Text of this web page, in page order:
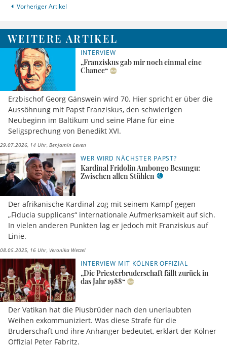
Vorheriger Artikel
WEITERE ARTIKEL
INTERVIEW
„Franziskus gab mir noch einmal eine
Chance“
Erzbischof Georg Gänswein wird 70. Hier spricht er über die
Aussöhnung mit Papst Franziskus, den schwierigen
Neubeginn im Baltikum und seine Pläne für eine
Seligsprechung von Benedikt XVI.
29.07.2026, 14 Uhr Benjamin Leven
WER WIRD NÄCHSTER PAPST?
Kardinal Fridolin Ambongo Besungu:
Zwischen allen Stühlen
Der afrikanische Kardinal zog mit seinem Kampf gegen
„Fiducia supplicans“ internationale Aufmerksamkeit auf sich.
In vielen anderen Punkten lag er jedoch mit Franziskus auf
Linie.
08.05.2025, 16 Uhr Veronika Wetzel
INTERVIEW MIT KÖLNER OFFIZIAL
„Die Priesterbruderschaft fällt zurück in
das Jahr 1988“
Der Vatikan hat die Piusbrüder nach den unerlaubten
Weihen exkommuniziert. Was diese Strafe für die
Bruderschaft und ihre Anhänger bedeutet, erklärt der Kölner
Offizial Peter Fabritz.